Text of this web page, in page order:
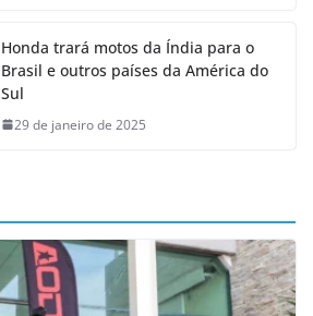
Honda trará motos da Índia para o
Brasil e outros países da América do
Sul
29 de janeiro de 2025